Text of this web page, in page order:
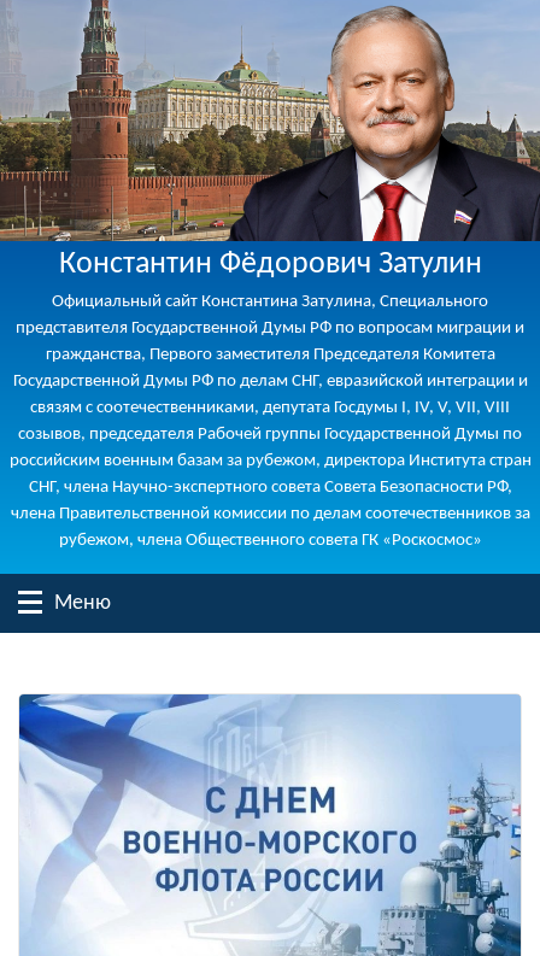
Константин Фёдорович Затулин
Официальный сайт Константина Затулина, Специального
представителя Государственной Думы РФ по вопросам миграции и
гражданства, Первого заместителя Председателя Комитета
Государственной Думы РФ по делам СНГ, евразийской интеграции и
связям с соотечественниками, депутата Госдумы I, IV, V, VII, VIII
созывов, председателя Рабочей группы Государственной Думы по
российским военным базам за рубежом, директора Института стран
СНГ, члена Научно-экспертного совета Совета Безопасности РФ,
члена Правительственной комиссии по делам соотечественников за
рубежом, члена Общественного совета ГК «Роскосмос»
Меню